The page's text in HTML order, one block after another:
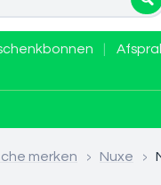
merken > Nuxe >